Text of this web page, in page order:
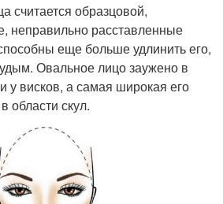
считается образцовой,
неправильно расставленные
еще больше удлинить его,
Овальное лицо заужено в
у висков, а самая широкая его
области скул.